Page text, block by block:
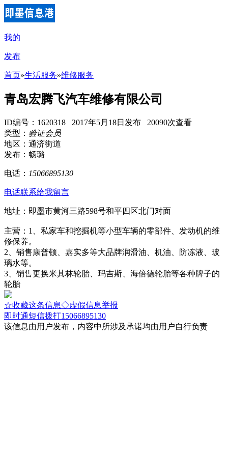
我的
发布
首页»生活服务»维修服务
青岛宏腾飞汽车维修有限公司
ID编号：1620318 2017年5月18日发布 20090次查看
类型： 验证会员
地区：通济街道
发布：畅璐
电话： 15066895130
电话联系给我留言
地址：即墨市黄河三路598号和平四区北门对面
主营：1、私家车和挖掘机等小型车辆的零部件、发动机的维
修保养。
2、销售康普顿、嘉实多等大品牌润滑油、机油、防冻液、玻
璃水等。
3、销售更换米其林轮胎、玛吉斯、海倍德轮胎等各种牌子的
轮胎
☆收藏这条信息◇虚假信息举报
即时通短信拨打15066895130
该信息由用户发布，内容中所涉及承诺均由用户自行负责